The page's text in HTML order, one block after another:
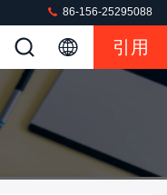
86-156-25295088
引用